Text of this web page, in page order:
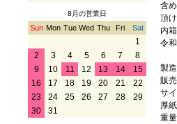
含
頂
内
令
製
販
サ
厚
重
8月の営業日
Sun Mon Tue Wed Thu Fri Sat
1
2
3 4 5 6 7
8
9
10 11 12 13 14
15
16
17 18 19 20 21
22
23
24 25 26 27 28
29
30
31